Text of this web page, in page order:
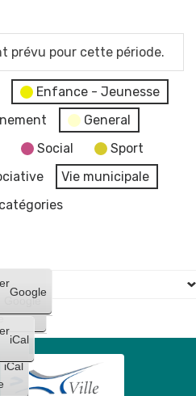
prévu pour cette période.
Enfance - Jeunesse
General
Social
Sport
Vie municipale
Google
iCal
Google
iCal